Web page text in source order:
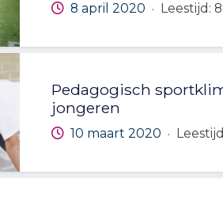
8 april 2020 · Leestijd: 8
Pedagogisch
jongeren
10 maart 2020 ·